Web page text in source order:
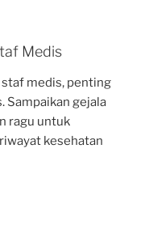
Medis
medis, penting
Sampaikan gejala
ragu untuk
kesehatan